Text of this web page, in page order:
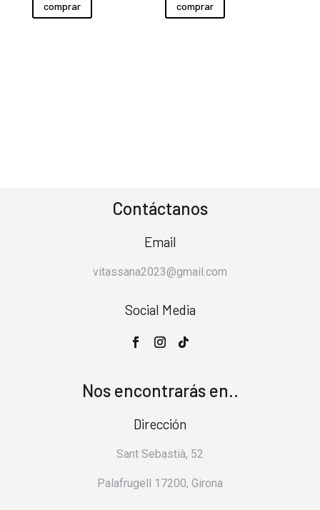
comprar comprar
Contáctanos
Email
vitassana2023@gmail.com
Social Media
Nos encontrarás en..
Dirección
Sant Sebastià, 52
Palafrugell 17200, Girona